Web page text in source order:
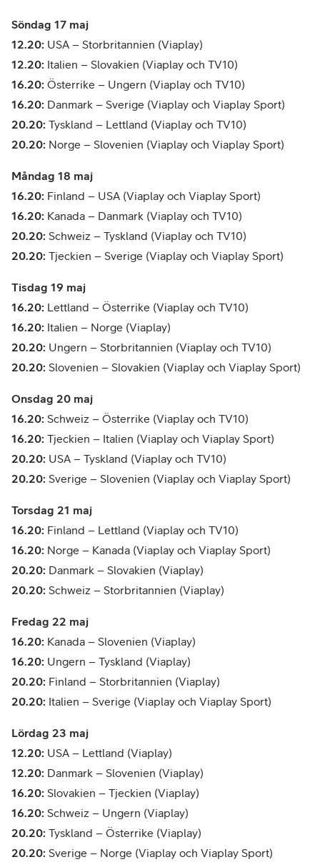
Söndag 17 maj
12.20: USA – Storbritannien (Viaplay)
12.20: Italien – Slovakien (Viaplay och TV10)
16.20: Österrike – Ungern (Viaplay och TV10)
16.20: Danmark – Sverige (Viaplay och Viaplay Sport)
20.20: Tyskland – Lettland (Viaplay och TV10)
20.20: Norge – Slovenien (Viaplay och Viaplay Sport)
Måndag 18 maj
16.20: Finland – USA (Viaplay och Viaplay Sport)
16.20: Kanada – Danmark (Viaplay och TV10)
20.20: Schweiz – Tyskland (Viaplay och TV10)
20.20: Tjeckien – Sverige (Viaplay och Viaplay Sport)
Tisdag 19 maj
16.20: Lettland – Österrike (Viaplay och TV10)
16.20: Italien – Norge (Viaplay)
20.20: Ungern – Storbritannien (Viaplay och TV10)
20.20: Slovenien – Slovakien (Viaplay och Viaplay Sport)
Onsdag 20 maj
16.20: Schweiz – Österrike (Viaplay och TV10)
16.20: Tjeckien – Italien (Viaplay och Viaplay Sport)
20.20: USA – Tyskland (Viaplay och TV10)
20.20: Sverige – Slovenien (Viaplay och Viaplay Sport)
Torsdag 21 maj
16.20: Finland – Lettland (Viaplay och TV10)
16.20: Norge – Kanada (Viaplay och Viaplay Sport)
20.20: Danmark – Slovakien (Viaplay)
20.20: Schweiz – Storbritannien (Viaplay)
Fredag 22 maj
16.20: Kanada – Slovenien (Viaplay)
16.20: Ungern – Tyskland (Viaplay)
20.20: Finland – Storbritannien (Viaplay)
20.20: Italien – Sverige (Viaplay och Viaplay Sport)
Lördag 23 maj
12.20: USA – Lettland (Viaplay)
12.20: Danmark – Slovenien (Viaplay)
16.20: Slovakien – Tjeckien (Viaplay)
16.20: Schweiz – Ungern (Viaplay)
20.20: Tyskland – Österrike (Viaplay)
20.20: Sverige – Norge (Viaplay och Viaplay Sport)